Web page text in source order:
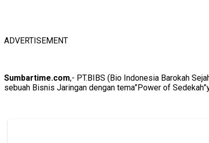
ADVERTISEMENT
Sumbartime.com,- PT.BIBS (Bio Indonesia Barokah
sebuah Bisnis Jaringan dengan tema”Power of